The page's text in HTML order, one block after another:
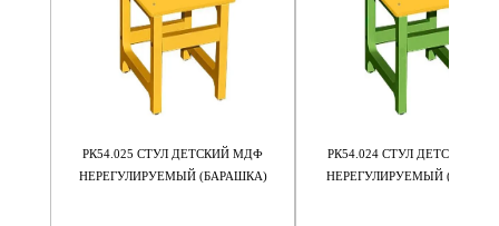
РК54.025 СТУЛ ДЕТСКИЙ МДФ
НЕРЕГУЛИРУЕМЫЙ (БАРАШКА)
РК54.024 СТУЛ ДЕТСКИЙ
НЕРЕГУЛИРУЕМЫЙ